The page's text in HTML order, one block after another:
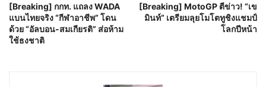
[Breaking] กกท. แถลง WADA
แบนไทยจริง “กีฬาอาชีพ” โดน
ด้วย “อัลบอน-สมเกียรติ” ส่อห้าม
ใช้ธงชาติ
[Breaking] MotoGP ตีข่าว! “เข
มินท์” เตรียมลุยโมโตทูชิงแชมป์
โลกปีหน้า